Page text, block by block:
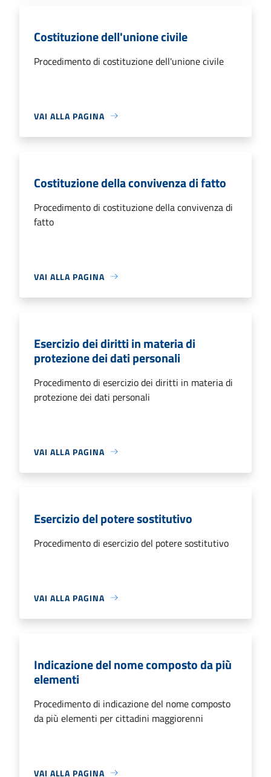
Costituzione dell'unione civile
Procedimento di costituzione dell'unione civile
VAI ALLA PAGINA
Costituzione della convivenza di fatto
Procedimento di costituzione della convivenza di
fatto
VAI ALLA PAGINA
Esercizio dei diritti in materia di
protezione dei dati personali
Procedimento di esercizio dei diritti in materia di
protezione dei dati personali
VAI ALLA PAGINA
Esercizio del potere sostitutivo
Procedimento di esercizio del potere sostitutivo
VAI ALLA PAGINA
Indicazione del nome composto da più
elementi
Procedimento di indicazione del nome composto
da più elementi per cittadini maggiorenni
VAI ALLA PAGINA